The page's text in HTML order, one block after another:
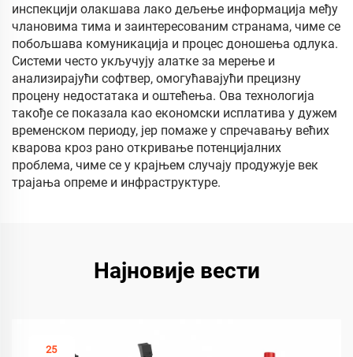
инспекцији олакшава лако дељење информација међу
члановима тима и заинтересованим странама, чиме се
побољшава комуникација и процес доношења одлука.
Системи често укључују алатке за мерење и
анализирајући софтвер, омогућавајући прецизну
процену недостатака и оштећења. Ова технологија
такође се показала као економски исплатива у дужем
временском периоду, јер помаже у спречавању већих
кварова кроз рано откривање потенцијалних
проблема, чиме се у крајњем случају продужује век
трајања опреме и инфраструктуре.
Најновије вести
25